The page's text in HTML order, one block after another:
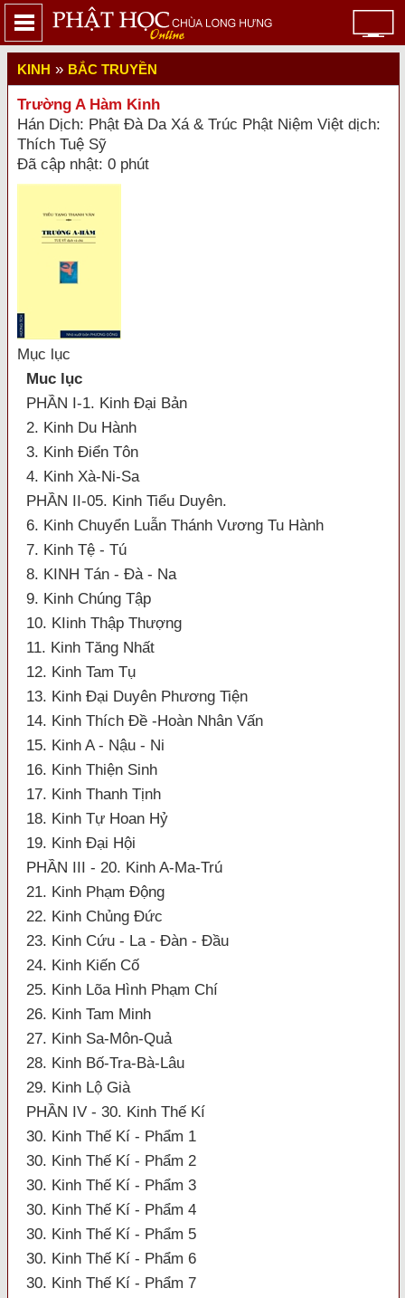
KINH » BẮC TRUYỀN
Trường A Hàm Kinh
Hán Dịch: Phật Ðà Da Xá & Trúc Phật Niệm Việt dịch:
Thích Tuệ Sỹ
Đã cập nhật: 0 phút
Mục lục
Muc lục
PHẦN I-1. Kinh Đại Bản
2. Kinh Du Hành
3. Kinh Điển Tôn
4. Kinh Xà-Ni-Sa
PHẦN II-05. Kinh Tiểu Duyên.
6. Kinh Chuyển Luẫn Thánh Vương Tu Hành
7. Kinh Tệ - Tú
8. KINH Tán - Đà - Na
9. Kinh Chúng Tập
10. KIinh Thập Thượng
11. Kinh Tăng Nhất
12. Kinh Tam Tụ
13. Kinh Đại Duyên Phương Tiện
14. Kinh Thích Đề -Hoàn Nhân Vấn
15. Kinh A - Nậu - Ni
16. Kinh Thiện Sinh
17. Kinh Thanh Tịnh
18. Kinh Tự Hoan Hỷ
19. Kinh Đại Hội
PHẦN III - 20. Kinh A-Ma-Trú
21. Kinh Phạm Động
22. Kinh Chủng Đức
23. Kinh Cứu - La - Đàn - Đầu
24. Kinh Kiến Cố
25. Kinh Lõa Hình Phạm Chí
26. Kinh Tam Minh
27. Kinh Sa-Môn-Quả
28. Kinh Bố-Tra-Bà-Lâu
29. Kinh Lộ Già
PHẦN IV - 30. Kinh Thế Kí
30. Kinh Thế Kí - Phẩm 1
30. Kinh Thế Kí - Phẩm 2
30. Kinh Thế Kí - Phẩm 3
30. Kinh Thế Kí - Phẩm 4
30. Kinh Thế Kí - Phẩm 5
30. Kinh Thế Kí - Phẩm 6
30. Kinh Thế Kí - Phẩm 7